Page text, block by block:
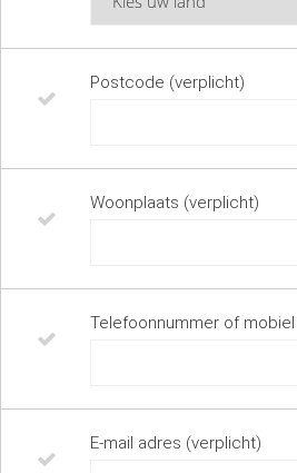
Postcode (verplicht)
Woonplaats (verplicht)
Telefoonnummer of
E-mail adres (verplicht)